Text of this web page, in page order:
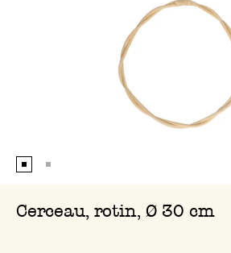
Cerceau, rotin, Ø 30 cm